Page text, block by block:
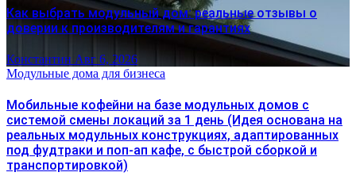
Как выбрать модульный дом: реальные отзывы о
доверии к производителям и гарантиях
Константин Авг 6, 2026
Модульные дома для бизнеса
Мобильные кофейни на базе модульных домов с
системой смены локаций за 1 день (Идея основана на
реальных модульных конструкциях, адаптированных
под фудтраки и поп-ап кафе, с быстрой сборкой и
транспортировкой)